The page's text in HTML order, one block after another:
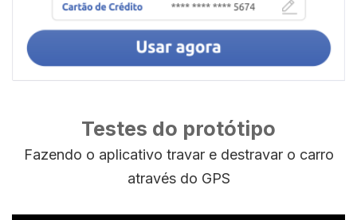
Testes do protótipo
Fazendo o aplicativo travar e destravar o carro
através do GPS